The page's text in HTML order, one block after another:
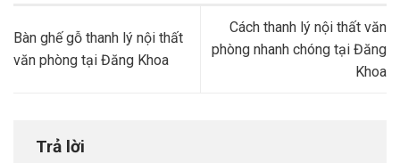
Bàn ghế gỗ thanh lý nội thất
văn phòng tại Đăng Khoa
Cách thanh lý nội thất văn
phòng nhanh chóng tại Đăng
Khoa
Trả lời